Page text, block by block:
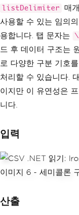
mns"
);
listDelimiter 매
사용할 수 있는 임의
용합니다. 탭 문자는
드 후 데이터 구조는
로 다양한 구분 기호
처리할 수 있습니다.
이지만 이 유연성은
니다.
입력
산출